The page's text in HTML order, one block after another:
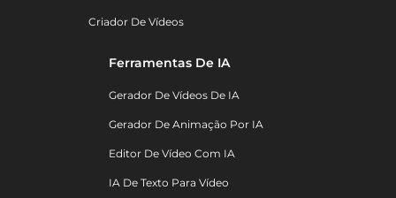
Criador De Vídeos
Ferramentas De IA
Gerador De Vídeos De IA
Gerador De Animação Por IA
Editor De Vídeo Com IA
IA De Texto Para Vídeo